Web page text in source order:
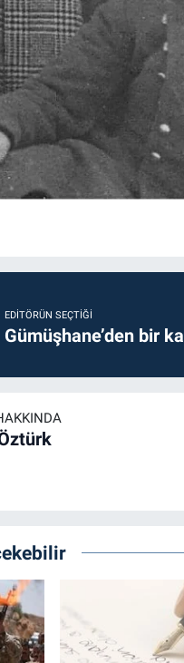
EDITÖRÜN SEÇTIĞI
Gümüşhane’den bir